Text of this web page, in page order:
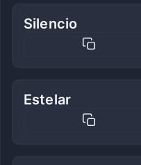
Silencio
Estelar